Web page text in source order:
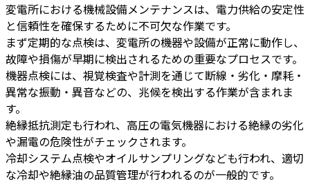
変電所における機械設備メンテナンスは、電力供給の安定性
と信頼性を確保するために不可欠な作業です。
まず定期的な点検は、変電所の機器や設備が正常に動作し、
故障や損傷が早期に検出されるための重要なプロセスです。
機器点検には、視覚検査や計測を通じて断線・劣化・摩耗・
異常な振動・異音などの、兆候を検出する作業が含まれま
す。
絶縁抵抗測定も行われ、高圧の電気機器における絶縁の劣化
や漏電の危険性がチェックされます。
冷却システム点検やオイルサンプリングなども行われ、適切
な冷却や絶縁油の品質管理が行われるのが一般的です。